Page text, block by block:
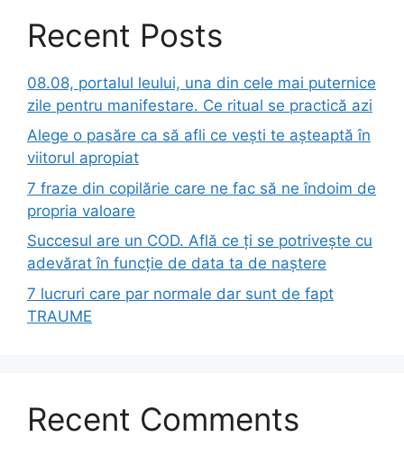
Recent Posts
08.08, portalul leului, una din cele mai puternice
zile pentru manifestare. Ce ritual se practică azi
Alege o pasăre ca să afli ce vești te așteaptă în
viitorul apropiat
7 fraze din copilărie care ne fac să ne îndoim de
propria valoare
Succesul are un COD. Află ce ți se potrivește cu
adevărat în funcție de data ta de naștere
7 lucruri care par normale dar sunt de fapt
TRAUME
Recent Comments